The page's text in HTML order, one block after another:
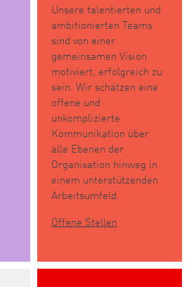
Unsere talentierten und
ambitionierten Teams
sind von einer
gemeinsamen Vision
motiviert, erfolgreich zu
sein. Wir schätzen eine
offene und
unkomplizierte
Kommunikation über
alle Ebenen der
Organisation hinweg in
einem unterstützenden
Arbeitsumfeld.
Offene Stellen